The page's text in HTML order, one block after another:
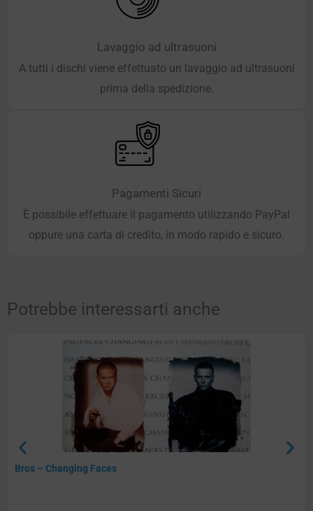
Lavaggio ad ultrasuoni
A tutti i dischi viene effettuato un lavaggio ad ultrasuoni
prima della spedizione.
Pagamenti Sicuri
È possibile effettuare il pagamento utilizzando PayPal
oppure una carta di credito, in modo rapido e sicuro.
Potrebbe interessarti anche
Bros – Changing Faces